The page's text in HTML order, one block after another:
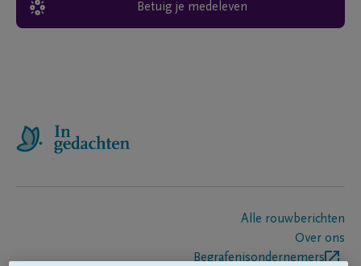
Betuig je medeleven
Alle rouwberichten
Over ons
Begrafenisondernemers